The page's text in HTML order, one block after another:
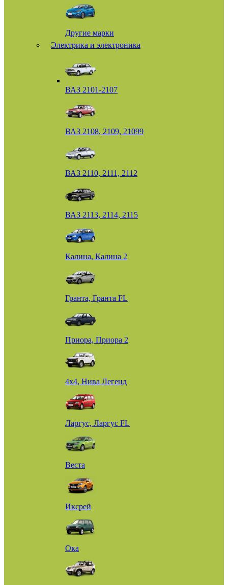
Другие марки
Электрика и электроника
ВАЗ 2101-2107
ВАЗ 2108, 2109, 21099
ВАЗ 2110, 2111, 2112
ВАЗ 2113, 2114, 2115
Калина, Калина 2
Гранта, Гранта FL
Приора, Приора 2
4х4, Нива Легенд
Ларгус, Ларгус FL
Веста
Иксрей
Ока